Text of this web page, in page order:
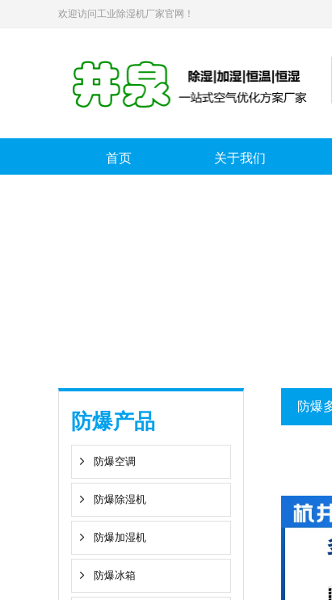
欢迎访问工业除湿机厂家官网！
首页 关于我们
防爆产品
防爆空调
防爆除湿机
防爆加湿机
防爆冰箱
防爆